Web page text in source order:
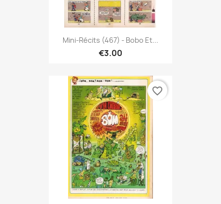
Mini-Récits (467) - Bobo Et...
€3.00
favorite_border